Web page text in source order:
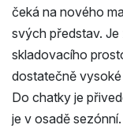
čeká na nového
svých představ.
skladovacího
dostatečně
Do chatky je
je v osadě sezónní.